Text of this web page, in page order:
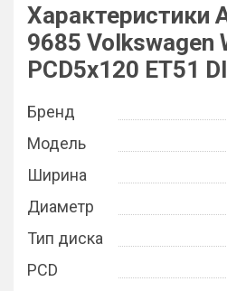
Характеристики
9685 Volkswagen
PCD5x120 ET51
Бренд
Модель
Ширина
Диаметр
Тип диска
PCD